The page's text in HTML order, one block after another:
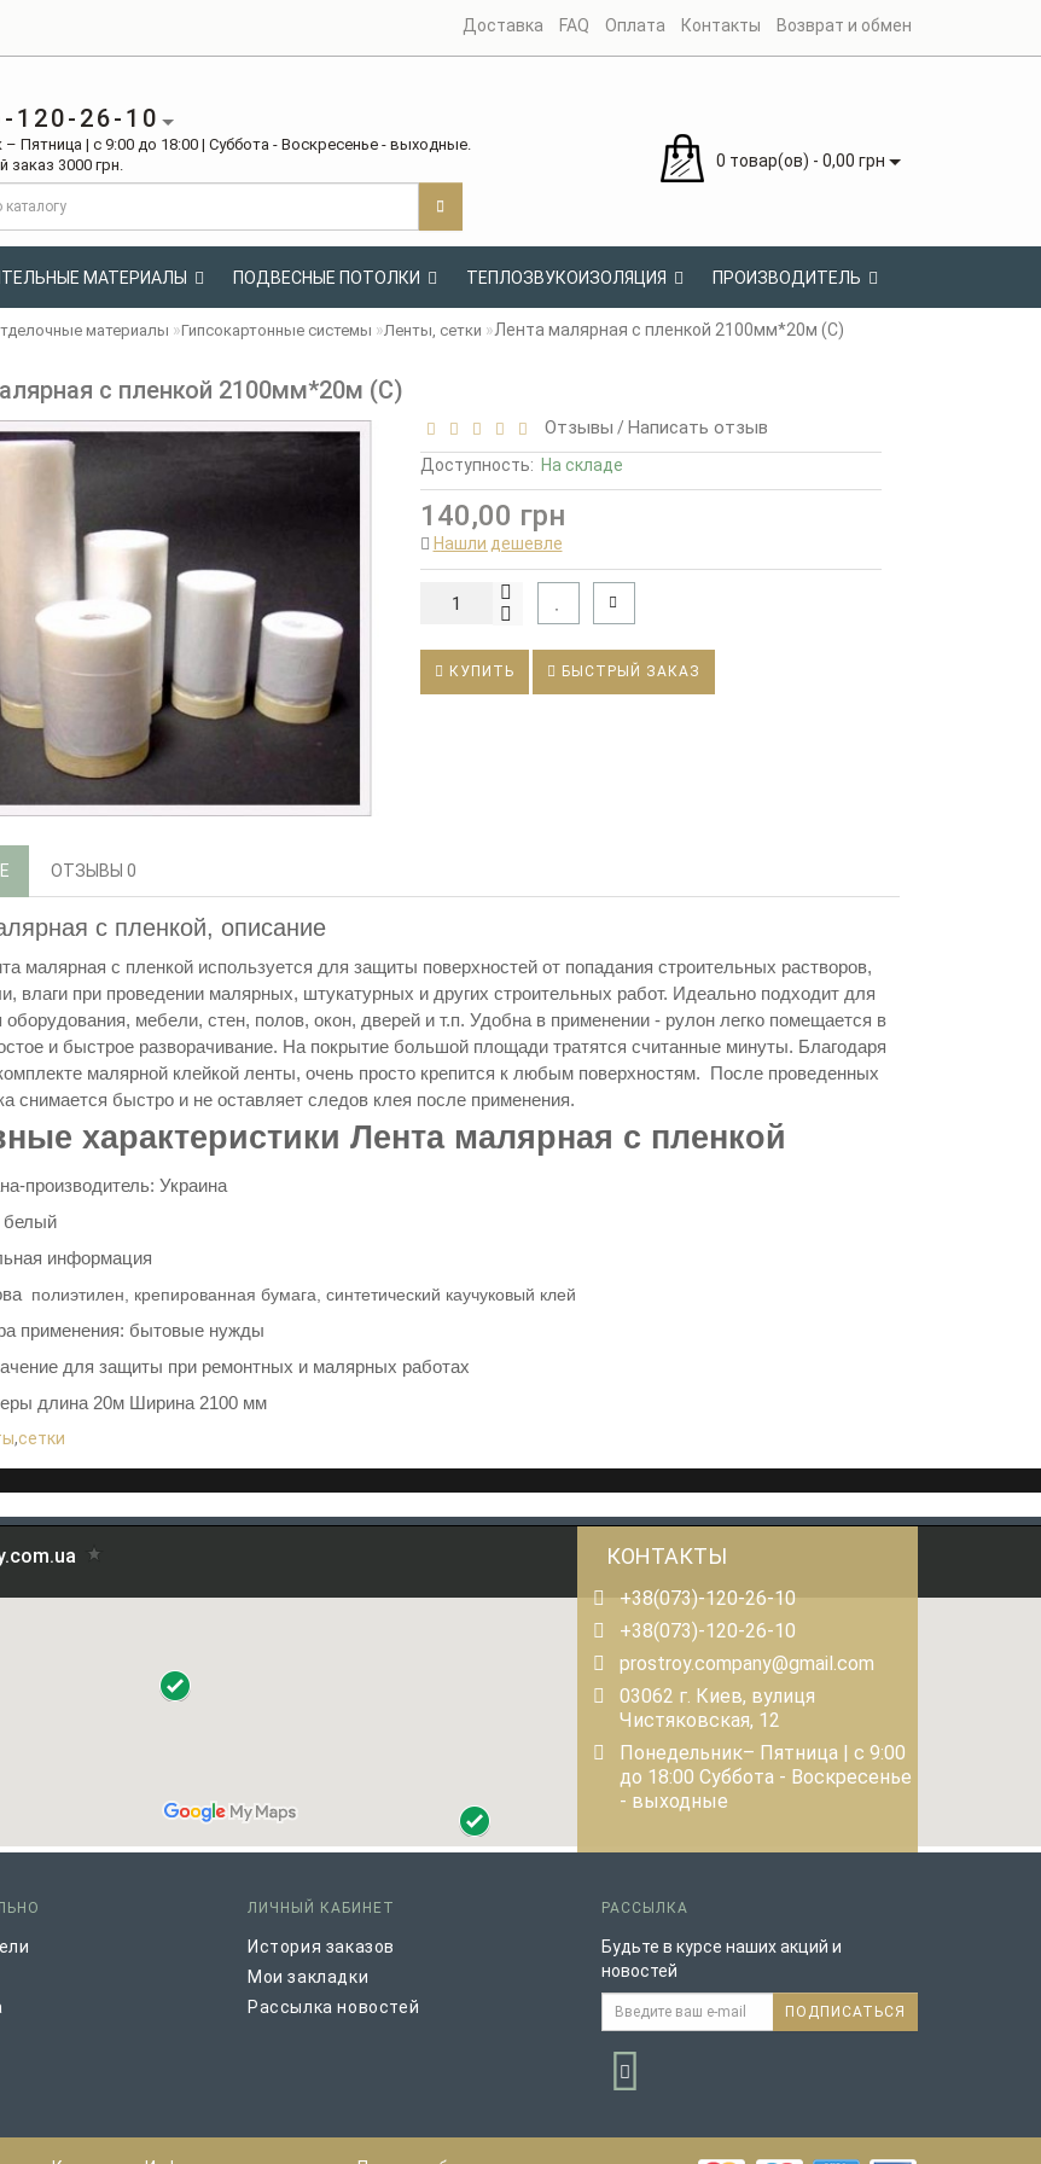
Доставка FAQ Оплата Контакты Возврат и обмен
120-26-10
Пятница | с 9:00 до 18:00 | Суббота - Воскресенье - выходные.
3000 грн.
0 товар(ов) - 0,00 грн
МАТЕРИАЛЫ ПОДВЕСНЫЕ ПОТОЛКИ ТЕПЛОЗВУКОИЗОЛЯЦИЯ ПРОИЗВОДИТЕЛЬ
материалы Гипсокартонные системы Ленты, сетки Лента малярная с пленкой 2100мм*20м (С)
с пленкой 2100мм*20м (С)
Отзывы / Написать отзыв
Доступность: На складе
140,00 грн
Нашли дешевле
КУПИТЬ БЫСТРЫЙ ЗАКАЗ
ОТЗЫВЫ 0
с пленкой, описание
малярная с пленкой используется для защиты поверхностей от попадания строительных растворов,
влаги при проведении малярных, штукатурных и других строительных работ. Идеально подходит для
оборудования, мебели, стен, полов, окон, дверей и т.п. Удобна в применении - рулон легко помещается в
и быстрое разворачивание. На покрытие большой площади тратятся считанные минуты. Благодаря
малярной клейкой ленты, очень просто крепится к любым поверхностям. После проведенных
снимается быстро и не оставляет следов клея после применения.
характеристики Лента малярная с пленкой
производитель: Украина
белый
информация
полиэтилен, крепированная бумага, синтетический каучуковый клей
применения: бытовые нужды
для защиты при ремонтных и малярных работах
длина 20м Ширина 2100 мм
,сетки
КОНТАКТЫ
+38(073)-120-26-10
+38(073)-120-26-10
prostroy.company@gmail.com
03062 г. Киев, вулиця
Чистяковская, 12
Понедельник– Пятница | с 9:00
до 18:00 Суббота - Воскресенье
- выходные
ЛИЧНЫЙ КАБИНЕТ
История заказов
Мои закладки
Рассылка новостей
РАССЫЛКА
Будьте в курсе наших акций и
новостей
ПОДПИСАТЬСЯ